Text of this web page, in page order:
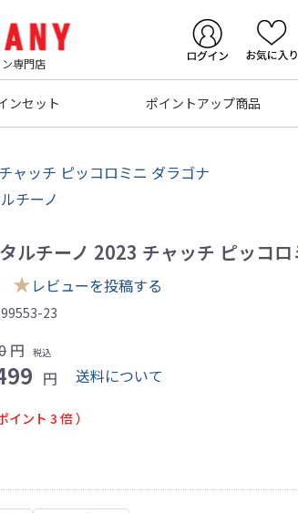
専門店
ンセット ポイントアップ商品
チャッチ ピッコロミニ ダラゴナ
チーノ
ルチーノ 2023 チャッチ ピッコ
★レビューを投稿する
23
円 税込
円
送料について
イント 3 倍 ）